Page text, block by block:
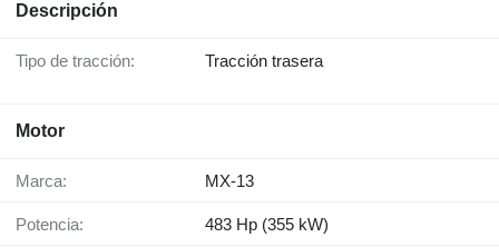
Descripción
Tipo de tracción: Tracción trasera
Motor
Marca: MX-13
Potencia: 483 Hp (355 kW)